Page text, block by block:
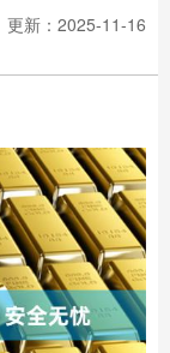
更新：2025-11-16